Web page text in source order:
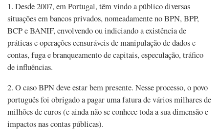
1. Desde 2007, em Portugal, têm vindo a público diversas
situações em bancos privados, nomeadamente no BPN, BPP,
BCP e BANIF, envolvendo ou indiciando a existência de
práticas e operações censuráveis de manipulação de dados e
contas, fuga e branqueamento de capitais, especulação, tráfico
de influências.
2. O caso BPN deve estar bem presente. Nesse processo, o povo
português foi obrigado a pagar uma fatura de vários milhares de
milhões de euros (e ainda não se conhece toda a sua dimensão e
impactos nas contas públicas).